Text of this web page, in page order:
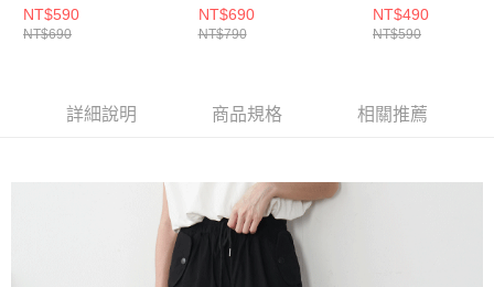
9404〕
NT$590
NT$690
6807】
NT$690
NT$790
NT$490
NT$590
詳細說明 商品規格 相關推薦